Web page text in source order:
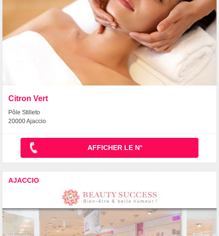
Citron Vert
Pôle Stilleto
20000 Ajaccio
AFFICHER LE N°
AJACCIO